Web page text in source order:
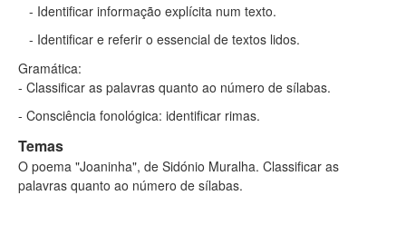
- Identificar informação explícita num texto.
- Identificar e referir o essencial de textos lidos.
Gramática:
- Classificar as palavras quanto ao número de sílabas.
- Consciência fonológica: identificar rimas.
Temas
O poema "Joaninha", de Sidónio Muralha. Classificar as
palavras quanto ao número de sílabas.